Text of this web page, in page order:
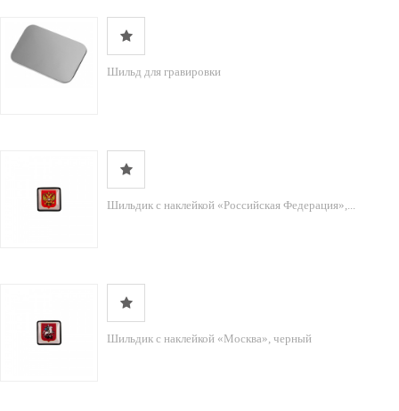
Шильд для гравировки
Шильдик с наклейкой «Российская Федерация»,...
Шильдик с наклейкой «Москва», черный